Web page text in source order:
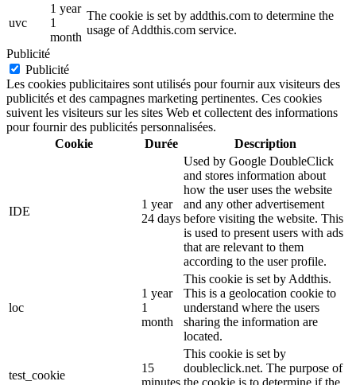
uvc
1 year
1
month
The cookie is set by addthis.com to determine the
usage of Addthis.com service.
Publicité
Publicité
Les cookies publicitaires sont utilisés pour fournir aux visiteurs des
publicités et des campagnes marketing pertinentes. Ces cookies
suivent les visiteurs sur les sites Web et collectent des informations
pour fournir des publicités personnalisées.
Cookie
Durée Description
IDE
1 year
24 days
Used by Google DoubleClick
and stores information about
how the user uses the website
and any other advertisement
before visiting the website. This
is used to present users with ads
that are relevant to them
according to the user profile.
loc
1 year
1
month
This cookie is set by Addthis.
This is a geolocation cookie to
understand where the users
sharing the information are
located.
test_cookie
15
minutes
This cookie is set by
doubleclick.net. The purpose of
the cookie is to determine if the